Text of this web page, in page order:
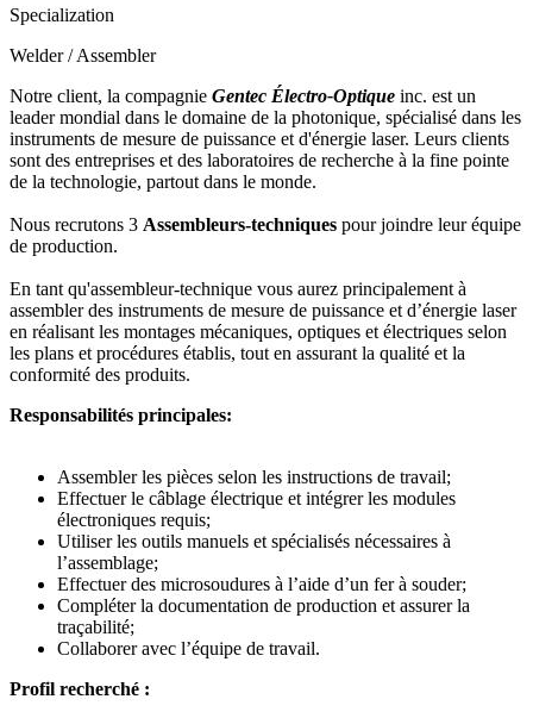
Specialization
Welder / Assembler
Notre client, la compagnie Gentec Électro-Optique inc. est un
leader mondial dans le domaine de la photonique, spécialisé dans les
instruments de mesure de puissance et d'énergie laser. Leurs clients
sont des entreprises et des laboratoires de recherche à la fine pointe
de la technologie, partout dans le monde.
Nous recrutons 3 Assembleurs-techniques pour joindre leur équipe
de production.
En tant qu'assembleur-technique vous aurez principalement à
assembler des instruments de mesure de puissance et d’énergie laser
en réalisant les montages mécaniques, optiques et électriques selon
les plans et procédures établis, tout en assurant la qualité et la
conformité des produits.
Responsabilités principales:
Assembler les pièces selon les instructions de travail;
Effectuer le câblage électrique et intégrer les modules
électroniques requis;
Utiliser les outils manuels et spécialisés nécessaires à
l’assemblage;
Effectuer des microsoudures à l’aide d’un fer à souder;
Compléter la documentation de production et assurer la
traçabilité;
Collaborer avec l’équipe de travail.
Profil recherché :